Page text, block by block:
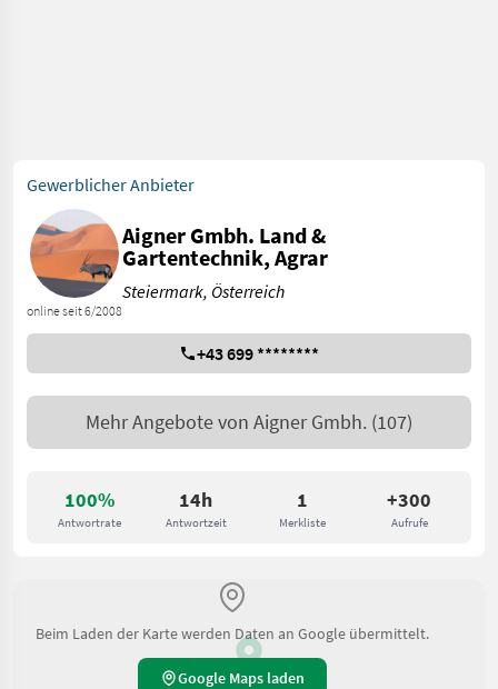
100%
Antwortrate
14h
Antwortzeit
1
Merkliste
+300
Aufrufe
Gewerblicher Anbieter
online seit 6/2008
Aigner Gmbh. Land &
Gartentechnik, Agrar
Steiermark, Österreich
+43 699 ********
Mehr Angebote von Aigner Gmbh. (107)
Beim Laden der Karte werden Daten an Google übermittelt.
Google Maps laden